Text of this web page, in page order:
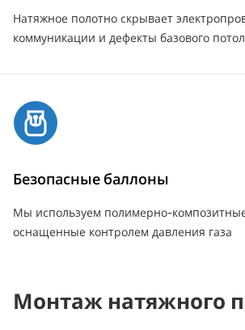
Натяжное полотно скрывает
коммуникации и дефекты базового
Безопасные баллоны
Мы используем полимерно-
оснащенные контролем давления газа
Монтаж натяжного